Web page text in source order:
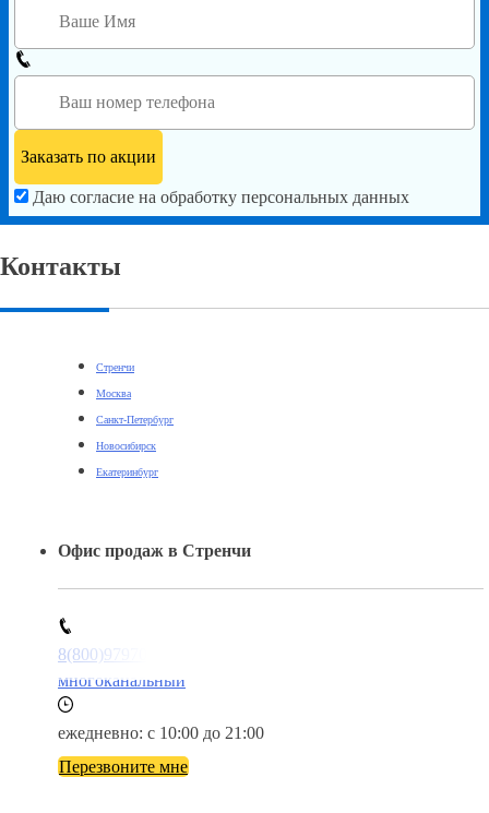
Даю согласие на обработку персональных данных
Контакты
Стренчи
Москва
Санкт-Петербург
Новосибирск
Екатеринбург
Офис продаж в Стренчи
8(800)9797043
многоканальный
ежедневно: с 10:00 до 21:00
Перезвоните мне